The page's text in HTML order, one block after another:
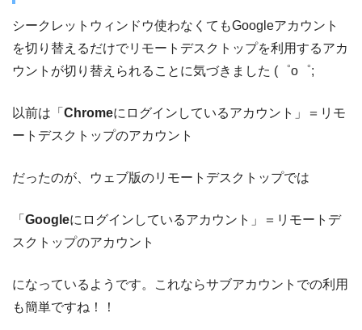
シークレットウィンドウ使わなくてもGoogleアカウント
を切り替えるだけでリモートデスクトップを利用するアカ
ウントが切り替えられることに気づきました (゜o゜;
以前は「 Chromeにログインしているアカウント」＝リモ
ートデスクトップのアカウント
だったのが、ウェブ版のリモートデスクトップでは
「 Googleにログインしているアカウント」＝リモートデ
スクトップのアカウント
になっているようです。これならサブアカウントでの利用
も簡単ですね！！